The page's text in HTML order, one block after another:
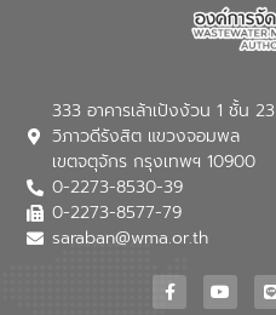
333 อาคารเล้าเป้งง้วน 1 ชั้น 23
วิภาวดีรังสิต แขวงจอมพล
เขตจตุจักร กรุงเทพฯ 10900
0-2273-8530-39
0-2273-8577-79
saraban@wma.or.th